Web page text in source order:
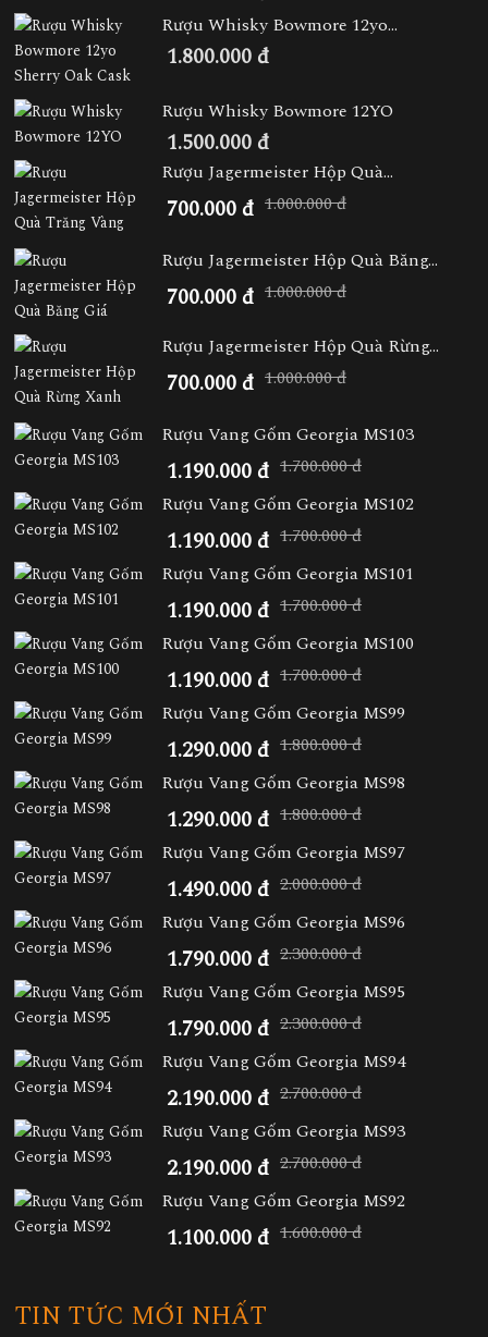
Rượu Whisky Bowmore 12yo...
1.800.000 đ
Rượu Whisky Bowmore 12YO
1.500.000 đ
Rượu Jagermeister Hộp Quà...
700.000 đ 1.000.000 đ
Rượu Jagermeister Hộp Quà Băng...
700.000 đ 1.000.000 đ
Rượu Jagermeister Hộp Quà Rừng...
700.000 đ 1.000.000 đ
Rượu Vang Gốm Georgia MS103
1.190.000 đ 1.700.000 đ
Rượu Vang Gốm Georgia MS102
1.190.000 đ 1.700.000 đ
Rượu Vang Gốm Georgia MS101
1.190.000 đ 1.700.000 đ
Rượu Vang Gốm Georgia MS100
1.190.000 đ 1.700.000 đ
Rượu Vang Gốm Georgia MS99
1.290.000 đ 1.800.000 đ
Rượu Vang Gốm Georgia MS98
1.290.000 đ 1.800.000 đ
Rượu Vang Gốm Georgia MS97
1.490.000 đ 2.000.000 đ
Rượu Vang Gốm Georgia MS96
1.790.000 đ 2.300.000 đ
Rượu Vang Gốm Georgia MS95
1.790.000 đ 2.300.000 đ
Rượu Vang Gốm Georgia MS94
2.190.000 đ 2.700.000 đ
Rượu Vang Gốm Georgia MS93
2.190.000 đ 2.700.000 đ
Rượu Vang Gốm Georgia MS92
1.100.000 đ 1.600.000 đ
TIN TỨC MỚI NHẤT